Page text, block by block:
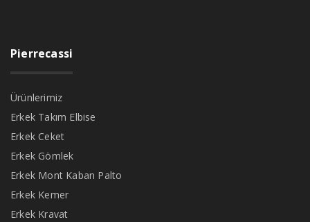
Pierrecassi
Ürünlerimiz
Erkek Takım Elbise
Erkek Ceket
Erkek Gömlek
Erkek Mont Kaban Palto
Erkek Kemer
Erkek Kravat